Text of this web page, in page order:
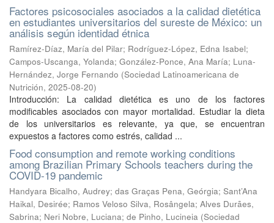
Factores psicosociales asociados a la calidad dietética
en estudiantes universitarios del sureste de México: un
análisis según identidad étnica
Ramírez-Díaz, María del Pilar; Rodríguez-López, Edna Isabel;
Campos-Uscanga, Yolanda; González-Ponce, Ana María; Luna-
Hernández, Jorge Fernando (Sociedad Latinoamericana de
Nutrición, 2025-08-20)
Introducción: La calidad dietética es uno de los factores
modificables asociados con mayor mortalidad. Estudiar la dieta
de los universitarios es relevante, ya que, se encuentran
expuestos a factores como estrés, calidad ...
Food consumption and remote working conditions
among Brazilian Primary Schools teachers during the
COVID-19 pandemic
Handyara Bicalho, Audrey; das Graças Pena, Geórgia; Sant’Ana
Haikal, Desirée; Ramos Veloso Silva, Rosângela; Alves Durães,
Sabrina; Neri Nobre, Luciana; de Pinho, Lucineia (Sociedad